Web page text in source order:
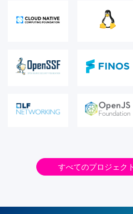
すべてのプロジェク